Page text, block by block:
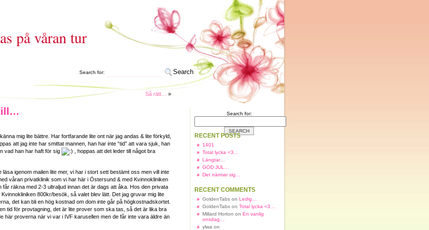
på våran tur
Search for:
Så rätt… »
mig lite bättre. Har fortfarande lite ont när jag andas & lite förkyld,
att jag inte har smittat mannen, han har inte “tid” att vara sjuk, han
vad han har haft för sig
, hoppas att det leder till något bra
läsa igenom mailen lite mer, vi har i stort sett bestämt oss men vill inte
våran privatklinik som vi har här i Östersund & med Kvinnokliniken
får räkna med 2-3 ultraljud innan det är dags att åka. Hos den privata
800kr/besök, så valet blev lätt. Det jag gruvar mig lite
det kan bli en hög kostnad om dom inte går på högkostnadskortet.
tid för provtagning, det är lite prover som ska tas, så det är lika bra
här proverna när vi var i IVF karusellen men de får inte vara äldre än
Search for:
RECENT POSTS
1401
Total lycka <3…
Längtar…
GOD JUL…
Det närmar sig…
RECENT COMMENTS
GoldenTabs on Ledig…
GoldenTabs on Total lycka <3…
Millard Horton on En vanlig
onsdag…
ylwa on